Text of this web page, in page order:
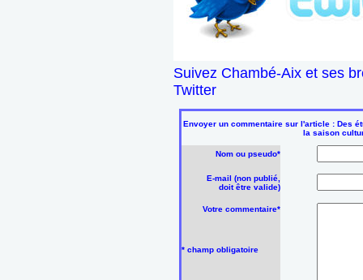
Suivez Chambé-Aix et ses
Twitter
Envoyer un commentaire sur l'article : Des
la saison
Nom ou pseudo*
E-mail (non publié,
doit être valide)
Votre commentaire*
* champ obligatoire